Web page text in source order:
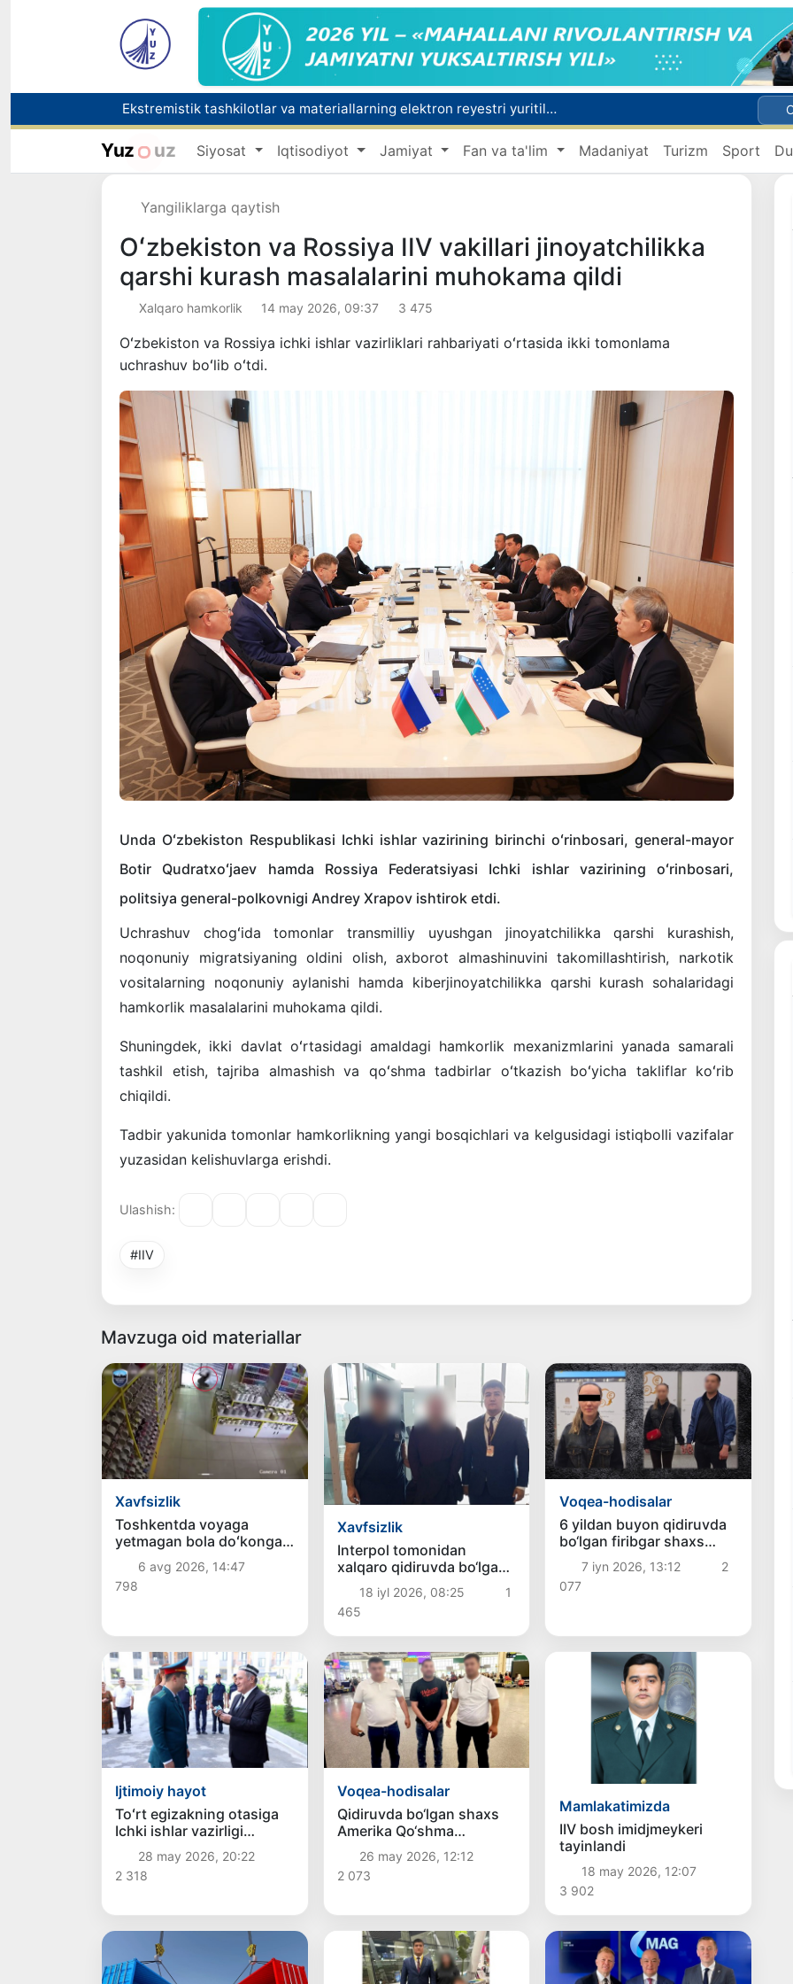
Ekstremistik tashkilotlar va materiallarning elektron reyestri yuritiladi
O‘zbekiston Jurnalistlar uyushmasi qoshida Blogerlar ijodiy kengashi tashkil etildi
Yuz uz Siyosat Iqtisodiyot Jamiyat Fan va ta'lim Madaniyat Turizm Sport
Yangiliklarga qaytish
Oʻzbekiston va Rossiya IIV vakillari jinoyatchilikka
qarshi kurash masalalarini muhokama qildi
Xalqaro hamkorlik 14 may 2026, 09:37 3 475
Oʻzbekiston va Rossiya ichki ishlar vazirliklari rahbariyati oʻrtasida ikki tomonlama
uchrashuv boʻlib oʻtdi.
Unda Oʻzbekiston Respublikasi Ichki ishlar vazirining birinchi oʻrinbosari, general-mayor
Botir Qudratxoʻjaev hamda Rossiya Federatsiyasi Ichki ishlar vazirining oʻrinbosari,
politsiya general-polkovnigi Andrey Xrapov ishtirok etdi.
Uchrashuv chogʻida tomonlar transmilliy uyushgan jinoyatchilikka qarshi kurashish,
noqonuniy migratsiyaning oldini olish, axborot almashinuvini takomillashtirish, narkotik
vositalarning noqonuniy aylanishi hamda kiberjinoyatchilikka qarshi kurash sohalaridagi
hamkorlik masalalarini muhokama qildi.
Shuningdek, ikki davlat oʻrtasidagi amaldagi hamkorlik mexanizmlarini yanada samarali
tashkil etish, tajriba almashish va qoʻshma tadbirlar oʻtkazish boʻyicha takliflar koʻrib
chiqildi.
Tadbir yakunida tomonlar hamkorlikning yangi bosqichlari va kelgusidagi istiqbolli vazifalar
yuzasidan kelishuvlarga erishdi.
Ulashish:
#IIV
Mavzuga oid materiallar
Xavfsizlik
Toshkentda voyaga
yetmagan bola doʻkonga
eshik tirqishidan kirib, 6,2
million soʻm oʻgʻirladi
6 avg 2026, 14:47
798
Xavfsizlik
Interpol tomonidan
xalqaro qidiruvda bo‘lgan
fuqaro O‘zbekistonga
qaytarildi
18 iyl 2026, 08:25
1
465
Voqea-hodisalar
6 yildan buyon qidiruvda
bo‘lgan firibgar shaxs
Turkiyada qo‘lga olindi
7 iyn 2026, 13:12
2
077
Ijtimoiy hayot
Toʻrt egizakning otasiga
Ichki ishlar vazirligi
tomonidan 3 xonali uy
sovgʻa qilindi
28 may 2026, 20:22
2 318
Voqea-hodisalar
Qidiruvda bo‘lgan shaxs
Amerika Qo‘shma
Shtatlaridan
O‘zbekistonga qaytarildi
26 may 2026, 12:12
2 073
Mamlakatimizda
IIV bosh imidjmeykeri
tayinlandi
18 may 2026, 12:07
3 902